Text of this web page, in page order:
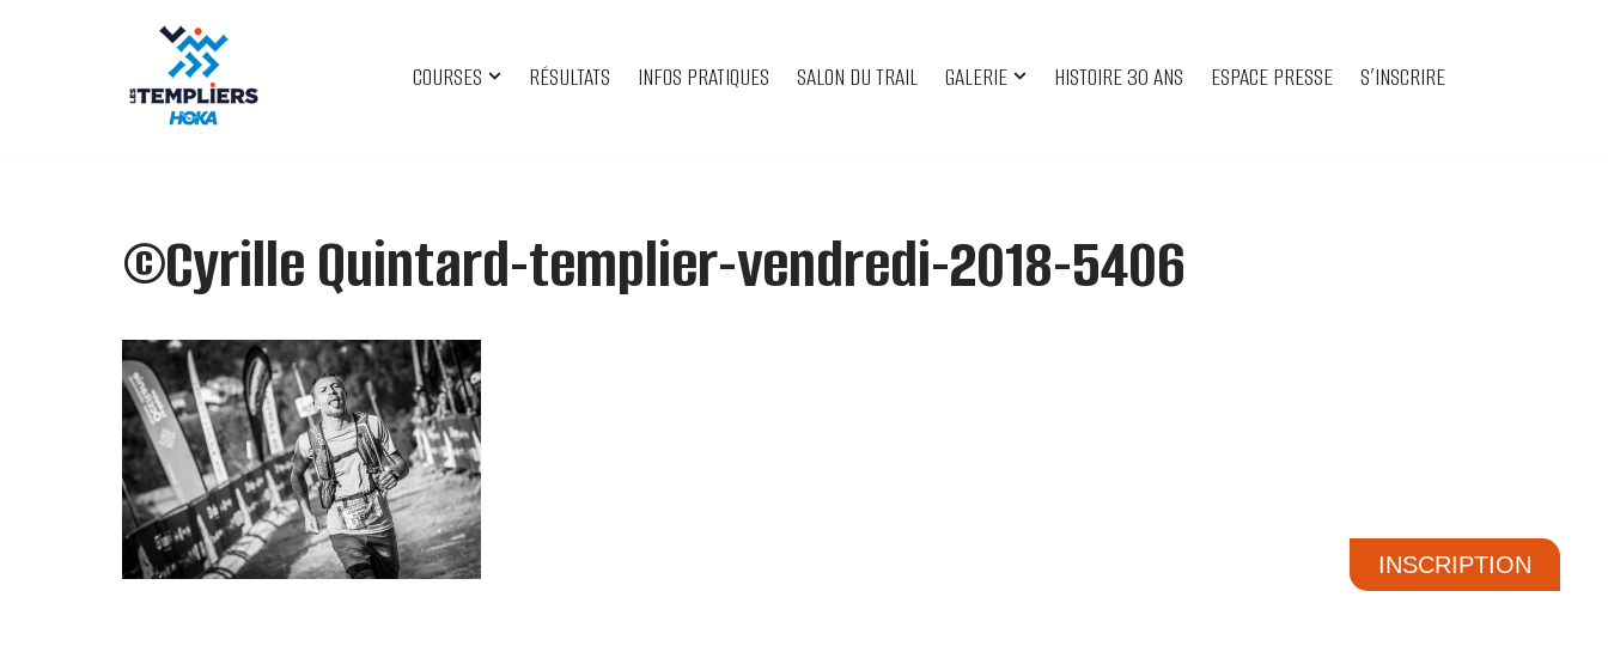
COURSES RÉSULTATS INFOS PRATIQUES SALON DU TRAIL GALERIE HISTOIRE 30 ANS ESPACE PRESSE S’INSCRIRE
INSCRIPTION
©Cyrille Quintard-templier-vendredi-2018-5406